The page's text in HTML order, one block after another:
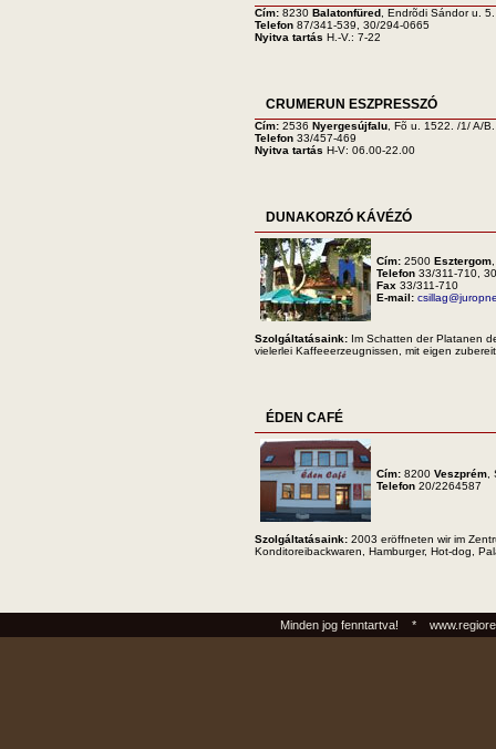
Cím: 8230 Balatonfüred, Endrõdi Sándor u. 5.
Telefon 87/341-539, 30/294-0665
Nyitva tartás H.-V.: 7-22
CRUMERUN ESZPRESSZÓ
Cím: 2536 Nyergesújfalu, Fõ u. 1522. /1/ A/B.
Telefon 33/457-469
Nyitva tartás H-V: 06.00-22.00
DUNAKORZÓ KÁVÉZÓ
Cím: 2500 Esztergom
Telefon 33/311-710,
Fax 33/311-710
E-mail:
Szolgáltatásaink: Im Schatten der Platanen
vielerlei Kaffeeerzeugnissen, mit eigen
ÉDEN CAFÉ
Cím: 8200 Veszprém,
Telefon 20/2264587
Szolgáltatásaink: 2003 eröffneten wir im
Konditoreibackwaren, Hamburger, Hot-dog,
Minden jog fenntartva! *